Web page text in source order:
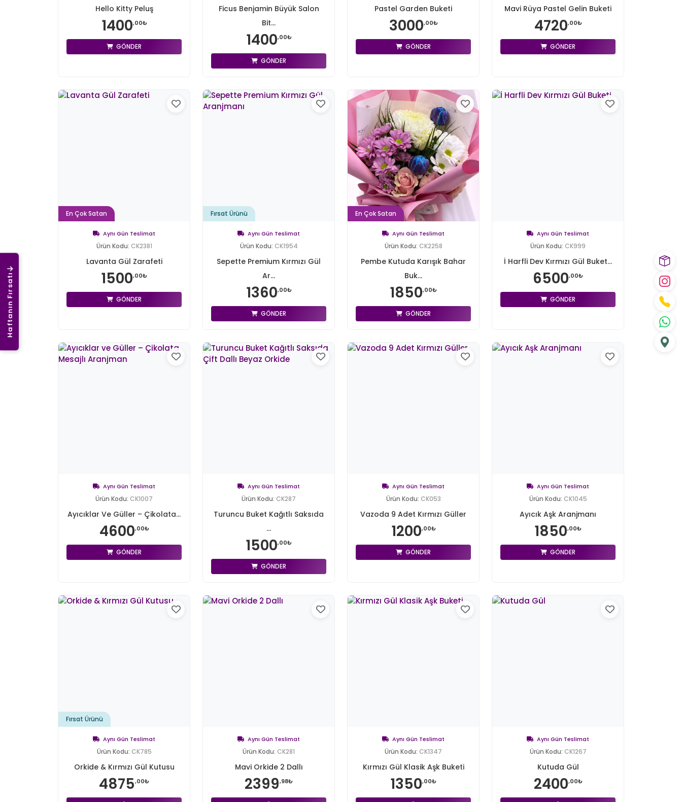
Haftanın Fırsatı
Hello Kitty Peluş
1400,00₺
GÖNDER
Ficus Benjamin Büyük Salon
Bit...
1400,00₺
GÖNDER
Pastel Garden Buketi
3000,00₺
GÖNDER
Mavi Rüya Pastel Gelin Buketi
4720,00₺
GÖNDER
En Çok Satan
Aynı Gün Teslimat
Ürün Kodu: CK2381
Lavanta Gül Zarafeti
1500,00₺
GÖNDER
Fırsat Ürünü
Aynı Gün Teslimat
Ürün Kodu: CK1954
Sepette Premium Kırmızı Gül
Ar...
1360,00₺
GÖNDER
En Çok Satan
Aynı Gün Teslimat
Ürün Kodu: CK2258
Pembe Kutuda Karışık Bahar
Buk...
1850,00₺
GÖNDER
Aynı Gün Teslimat
Ürün Kodu: CK999
İ Harfli Dev Kırmızı Gül Buket...
6500,00₺
GÖNDER
Aynı Gün Teslimat
Ürün Kodu: CK1007
Ayıcıklar Ve Güller – Çikolata...
4600,00₺
GÖNDER
Aynı Gün Teslimat
Ürün Kodu: CK287
Turuncu Buket Kağıtlı Saksıda
...
1500,00₺
GÖNDER
Aynı Gün Teslimat
Ürün Kodu: CK053
Vazoda 9 Adet Kırmızı Güller
1200,00₺
GÖNDER
Aynı Gün Teslimat
Ürün Kodu: CK1045
Ayıcık Aşk Aranjmanı
1850,00₺
GÖNDER
Fırsat Ürünü
Aynı Gün Teslimat
Ürün Kodu: CK785
Orkide & Kırmızı Gül Kutusu
4875,00₺
Aynı Gün Teslimat
Ürün Kodu: CK281
Mavi Orkide 2 Dallı
2399,98₺
Aynı Gün Teslimat
Ürün Kodu: CK1347
Kırmızı Gül Klasik Aşk Buketi
1350,00₺
Aynı Gün Teslimat
Ürün Kodu: CK1267
Kutuda Gül
2400,00₺